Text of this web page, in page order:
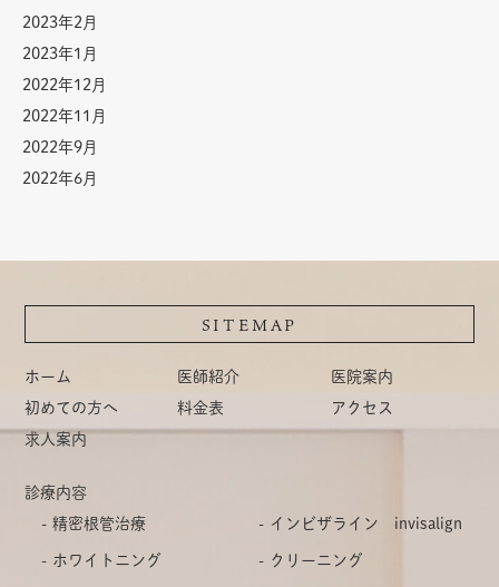
2023年2月
2023年1月
2022年12月
2022年11月
2022年9月
2022年6月
SITEMAP
ホーム 医師紹介
医院案内
初めての方へ
料金表
アクセス
求人案内
診療内容
精密根管治療
インビザライン invisalign
ホワイトニング クリーニング